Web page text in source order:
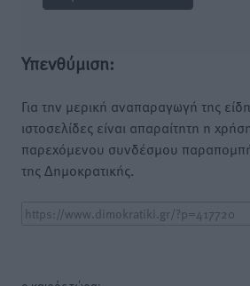
Υπενθύμιση:
Για την μερική αναπαραγωγή της
ιστοσελίδες είναι απαραίτητη η
παρεχόμενου συνδέσμου
της Δημοκρατικής.